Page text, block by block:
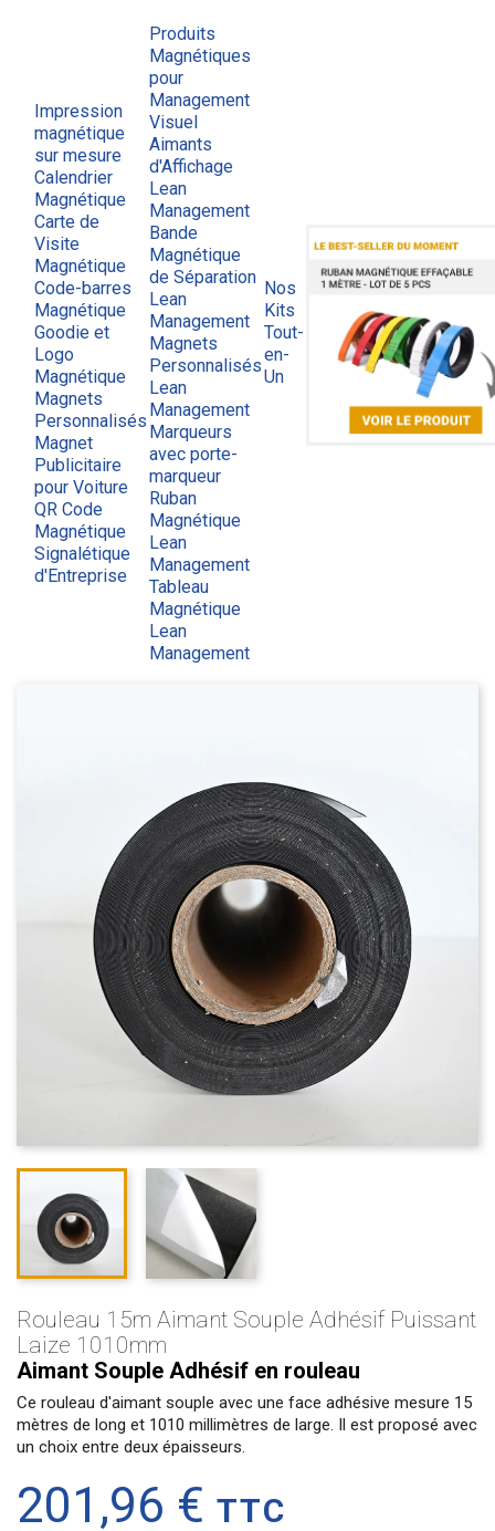
Impression
magnétique
sur mesure
Calendrier
Magnétique
Carte de
Visite
Magnétique
Code-barres
Magnétique
Goodie et
Logo
Magnétique
Magnets
Personnalisés
Magnet
Publicitaire
pour Voiture
QR Code
Magnétique
Signalétique
d'Entreprise
Produits
Magnétiques
pour
Management
Visuel
Aimants
d'Affichage
Lean
Management
Bande
Magnétique
de Séparation
Lean
Management
Magnets
Personnalisés
Lean
Management
Marqueurs
avec porte-
marqueur
Ruban
Magnétique
Lean
Management
Tableau
Magnétique
Lean
Management
Nos
Kits
Tout-
en-
Un
Rouleau 15m Aimant Souple Adhésif Puissant
Laize 1010mm
Aimant Souple Adhésif en rouleau
Ce rouleau d'aimant souple avec une face adhésive mesure 15
mètres de long et 1010 millimètres de large. Il est proposé avec
un choix entre deux épaisseurs.
201,96 € TTC